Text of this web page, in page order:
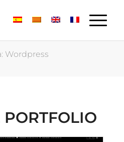
Wordpress
PORTFOLIO